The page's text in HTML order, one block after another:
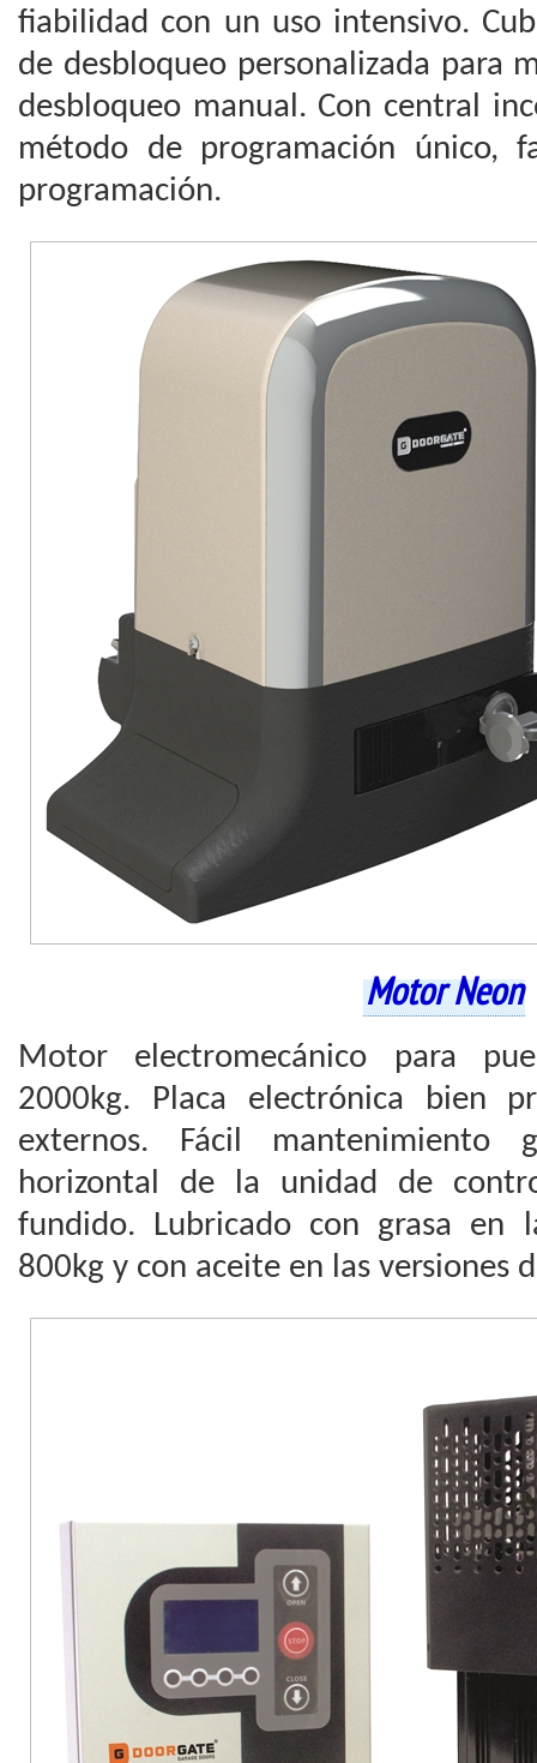
fiabilidad con un uso intensivo.
de desbloqueo personalizada para
desbloqueo manual. Con central
método de programación único,
programación.
Motor Neon
Motor electromecánico para
2000kg. Placa electrónica bien
externos. Fácil mantenimiento
horizontal de la unidad de
fundido. Lubricado con grasa en
800kg y con aceite en las versiones